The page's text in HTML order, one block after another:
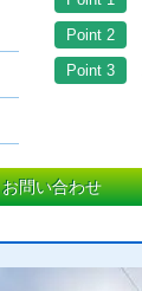
Point 2
Point 3
お問い合わせ